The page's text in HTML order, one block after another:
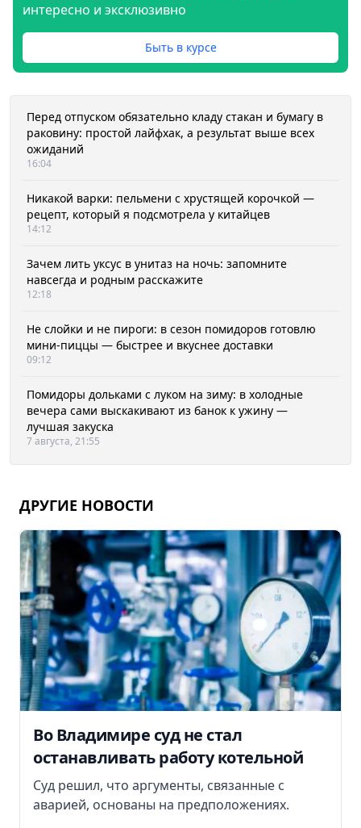
интересно и эксклюзивно
Быть в курсе
Перед отпуском обязательно кладу стакан и бумагу в
раковину: простой лайфхак, а результат выше всех
ожиданий
16:04
Никакой варки: пельмени с хрустящей корочкой —
рецепт, который я подсмотрела у китайцев
14:12
Зачем лить уксус в унитаз на ночь: запомните
навсегда и родным расскажите
12:18
Не слойки и не пироги: в сезон помидоров готовлю
мини-пиццы — быстрее и вкуснее доставки
09:12
Помидоры дольками с луком на зиму: в холодные
вечера сами выскакивают из банок к ужину —
лучшая закуска
7 августа, 21:55
ДРУГИЕ НОВОСТИ
Во Владимире суд не стал
останавливать работу котельной
Суд решил, что аргументы, связанные с
аварией, основаны на предположениях.